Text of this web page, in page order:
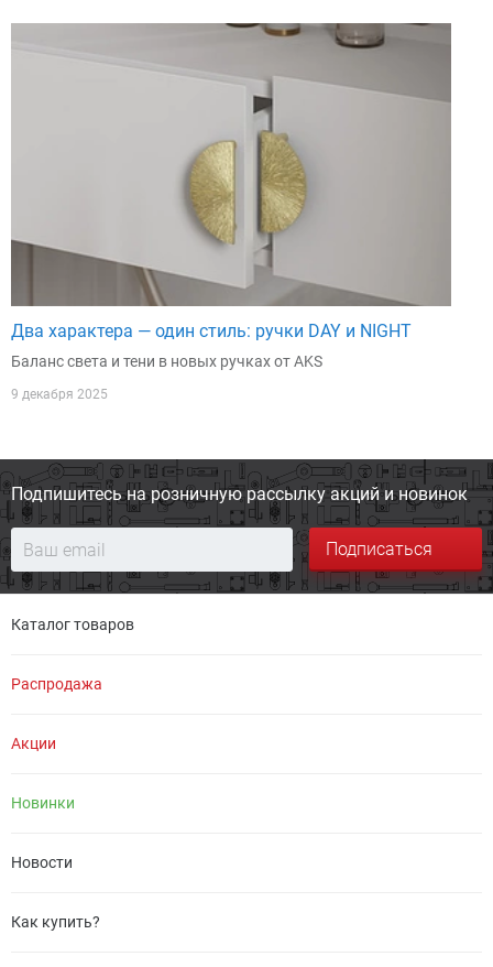
Два характера — один стиль: ручки DAY и NIGHT
Баланс света и тени в новых ручках от AKS
9 декабря 2025
Подпишитесь на розничную рассылку акций и новинок
Подписаться
Каталог товаров
Распродажа
Акции
Новинки
Новости
Как купить?